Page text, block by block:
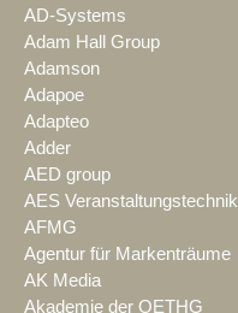
AD-Systems
Adam Hall Group
Adamson
Adapoe
Adapteo
Adder
AED group
AES Veranstaltungstechnik
AFMG
Agentur für Markenträume
AK Media
Akademie der OETHG